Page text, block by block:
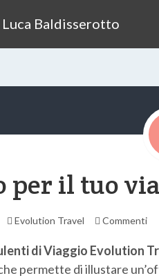
Baldisserotto
per il tuo
Evolution Travel Commenti
di Viaggio Evolution
permette di illustare